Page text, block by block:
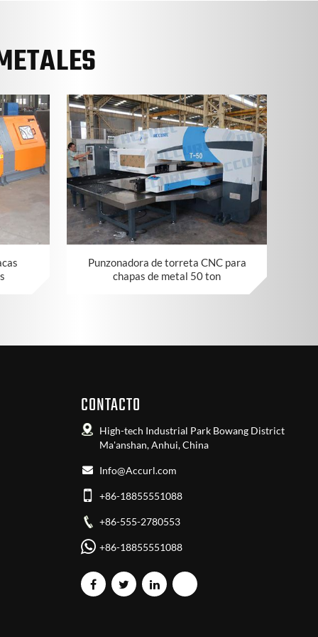
Punzonadora de torreta CNC para
chapas de metal 50 ton
CONTACTO
High-tech Industrial Park Bowang District
Ma'anshan, Anhui, China
Info@Accurl.com
+86-18855551088
+86-555-2780553
+86-18855551088